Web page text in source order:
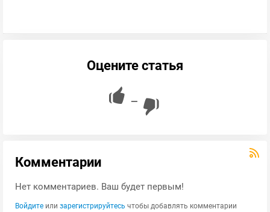
Оцените статья
—
Комментарии
Нет комментариев. Ваш будет первым!
Войдите или зарегистрируйтесь чтобы добавлять комментарии